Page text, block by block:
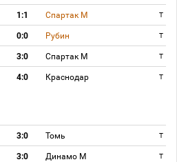
1:1 Спартак М
T
0:0 Рубин
T
3:0 Спартак М
T
4:0 Краснодар T
3:0 Томь
T
3:0 Динамо М
T